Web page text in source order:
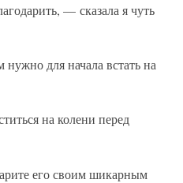
— сказала я чуть
для начала встать на
на колени перед
его своим шикарным